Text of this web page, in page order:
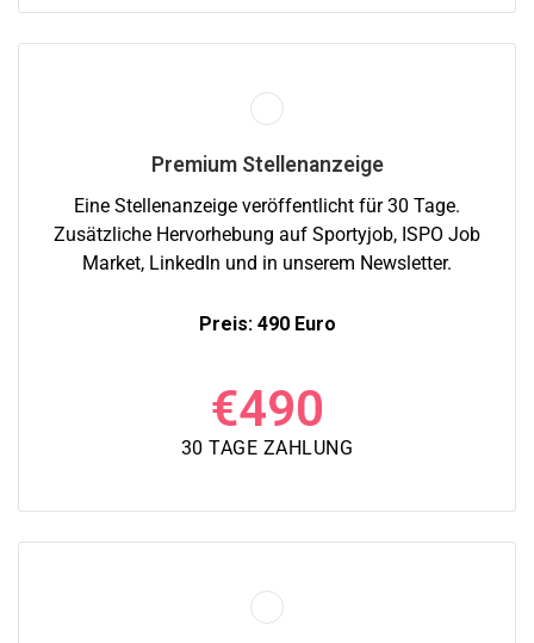
Premium Stellenanzeige
Eine Stellenanzeige veröffentlicht für 30 Tage.
Zusätzliche Hervorhebung auf Sportyjob, ISPO Job
Market, LinkedIn und in unserem Newsletter.
Preis: 490 Euro
€490
30 TAGE ZAHLUNG